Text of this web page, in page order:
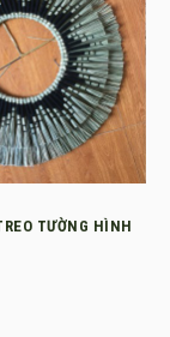
TƯỜNG HÌNH